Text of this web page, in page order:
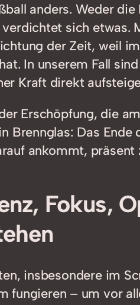
anders. Weder
sich etwas.
der Zeit, weil
In unserem Fall
Kraft direkt
Erschöpfung, die
Brennglas: Das
ankommt, präsent
Fokus,
insbesondere im
fungieren – um vor